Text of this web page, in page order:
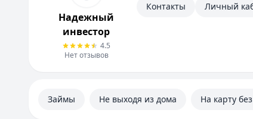
Надежный
инвестор
4.5
Нет отзывов
Контакты Личный
Займы Не выходя из дома На карту